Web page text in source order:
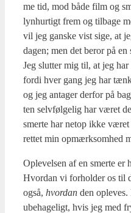
me tid, mod både film og
lyn­hur­tigt frem og til­ba­ge
vil jeg gan­ske vist sige, at
dagen; men det beror på
Jeg slut­ter mig til, at jeg
for­di hver gang jeg har
og jeg anta­ger der­for på
ten selv­føl­ge­lig har været
smer­te har net­op ikke
ret­tet min opmærk­som­hed
Ople­vel­sen af en smer­te er
Hvor­dan vi for­hol­der os til
også, hvor­dan den
ube­ha­ge­ligt, hvis jeg med